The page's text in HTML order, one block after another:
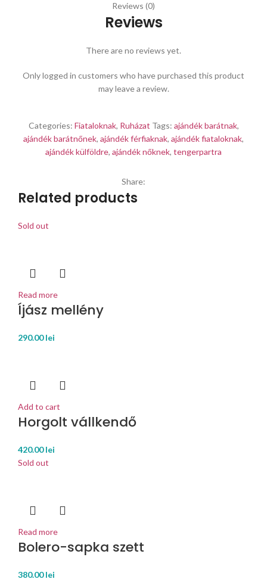
Reviews (0)
Reviews
There are no reviews yet.
Only logged in customers who have purchased this product
may leave a review.
Categories: Fiataloknak, Ruházat Tags: ajándék barátnak,
ajándék barátnőnek, ajándék férfiaknak, ajándék fiataloknak,
ajándék külföldre, ajándék nőknek, tengerpartra
Share:
Related products
Sold out
Read more
Íjász mellény
290.00lei
Add to cart
Horgolt vállkendő
420.00lei
Sold out
Read more
Bolero-sapka szett
380.00lei